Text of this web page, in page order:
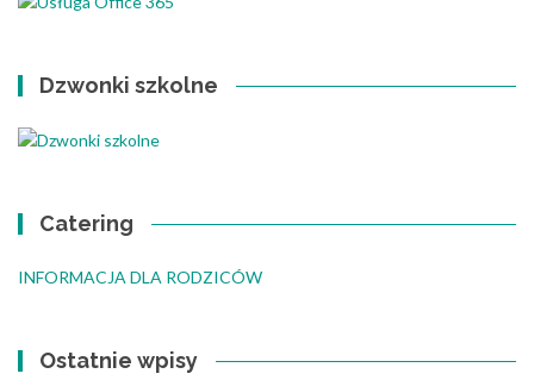
Dzwonki szkolne
Catering
INFORMACJA DLA RODZICÓW
Ostatnie wpisy